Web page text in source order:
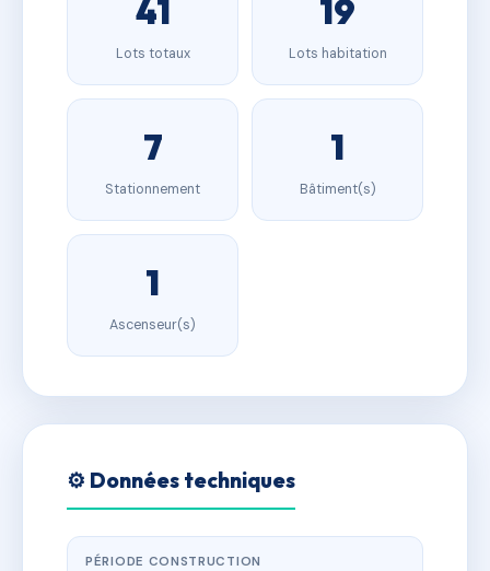
41
Lots totaux
19
Lots habitation
7
Stationnement
1
Bâtiment(s)
1
Ascenseur(s)
⚙️ Données techniques
PÉRIODE CONSTRUCTION